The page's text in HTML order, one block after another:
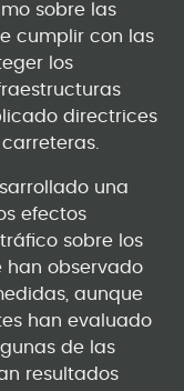
sobre las
cumplir con las
los
directrices
una
efectos
sobre los
han observado
aunque
han evaluado
de las
resultados